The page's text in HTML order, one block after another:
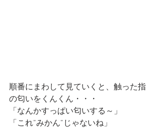
順番にまわして見ていくと、触った指
の匂いをくんくん・・・
「なんかすっぱい匂いする～」
「これ”みかん”じゃないね」